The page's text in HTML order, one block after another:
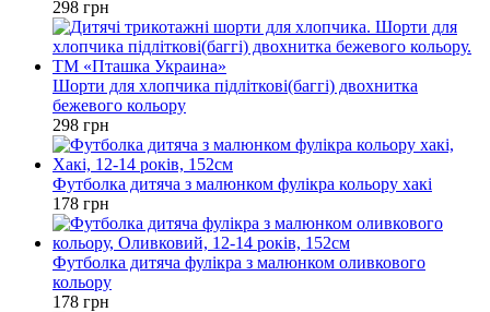
298 грн
Шорти для хлопчика підліткові(баггі) двохнитка
бежевого кольору
298 грн
Футболка дитяча з малюнком фулікра кольору хакі
178 грн
Футболка дитяча фулікра з малюнком оливкового
кольору
178 грн